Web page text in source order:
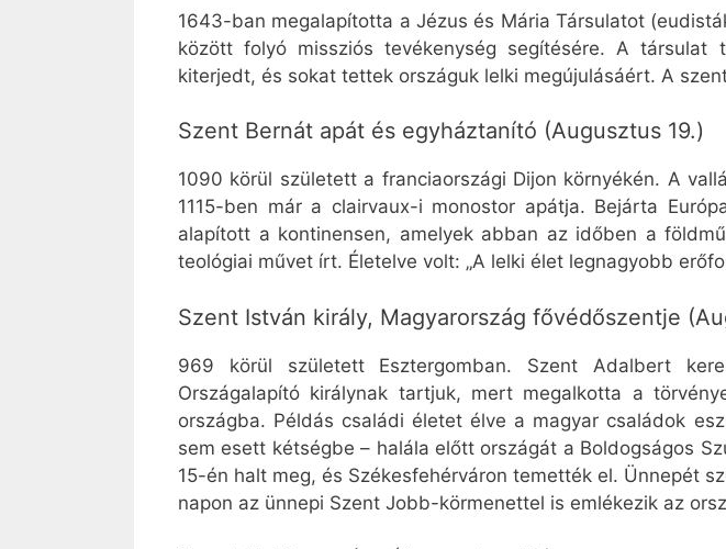
1643-ban megalapította a Jézus és Mária Társulatot
között folyó missziós tevékenység segítésére. A társulat
kiterjedt, és sokat tettek országuk lelki megújulásáért. A
Szent Bernát apát és egyháztanító (Augusztus 19.)
1090 körül született a franciaországi Dijon környékén. A
1115-ben már a clairvaux-i monostor apátja. Bejárta
alapított a kontinensen, amelyek abban az időben a
teológiai művet írt. Életelve volt: „A lelki élet legnagyobb
Szent István király, Magyarország fővédőszentje
969 körül született Esztergomban. Szent Adalbert
Országalapító királynak tartjuk, mert megalkotta a
országba. Példás családi életet élve a magyar családok
sem esett kétségbe – halála előtt országát a Boldogságos
15-én halt meg, és Székesfehérváron temették el. Ünnepét
napon az ünnepi Szent Jobb-körmenettel is emlékezik az